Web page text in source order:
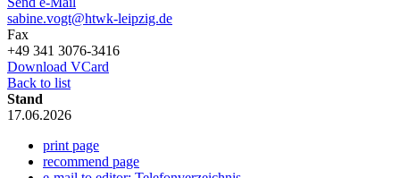
sabine.vogt@htwk-leipzig.de
Fax
+49 341 3076-3416
Download VCard
Back to list
Stand
17.06.2026
print page
recommend page